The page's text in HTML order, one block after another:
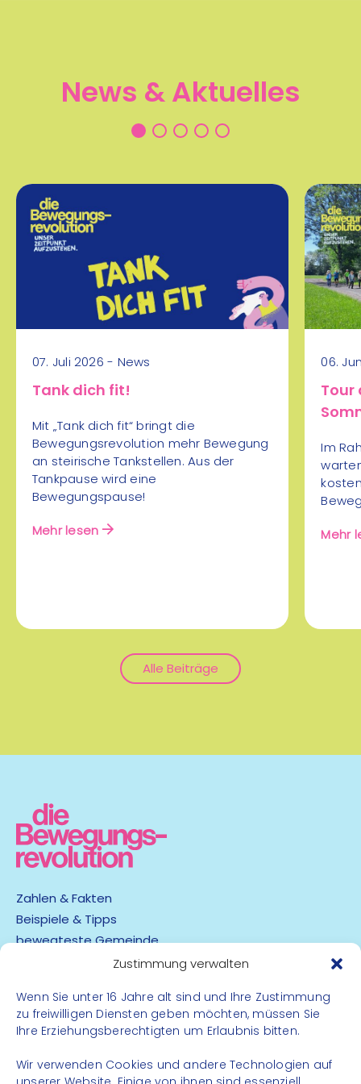
Zustimmung verwalten
Wenn Sie unter 16 Jahre alt sind und Ihre Zustimmung
zu freiwilligen Diensten geben möchten, müssen Sie
Ihre Erziehungsberechtigten um Erlaubnis bitten.
Wir verwenden Cookies und andere Technologien auf
Aug
Tennis - Kindercamp
Rückschlagsport
07
Aug
09:30 - 17:30 Uhr
Brucker Tennishalle
Tennis Sommer Camp
Ballsport mehr Infos
07
Aug
Beachvolleyballplatz bzw.
Veranstaltungshalle
Volleyball
Rückschlagsport
News &Aktuelles
07. Juli 2026 - News
Tank dich fit!
Mit „Tank dich fit“ bringt die
Bewegungsrevolution mehr Bewegung
an steirische Tankstellen. Aus der
Tankpause wird eine
Bewegungspause!
Mehr lesen
06.
Tour
Im
Mehr
Alle Beiträge
Zahlen & Fakten
Beispiele & Tipps
bewegteste Gemeinde
Barrierefreiheit
Datenschutz
Impressum
Kontakt